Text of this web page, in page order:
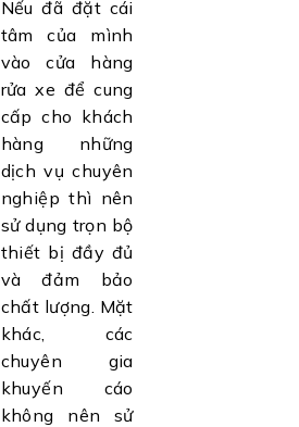
Nếu đã đặt cái
tâm của mình
vào cửa hàng
rửa xe để cung
cấp cho khách
hàng những
dịch vụ chuyên
nghiệp thì nên
sử dụng trọn bộ
thiết bị đầy đủ
và đảm bảo
chất lượng. Mặt
khác, các
chuyên gia
khuyến cáo
không nên sử